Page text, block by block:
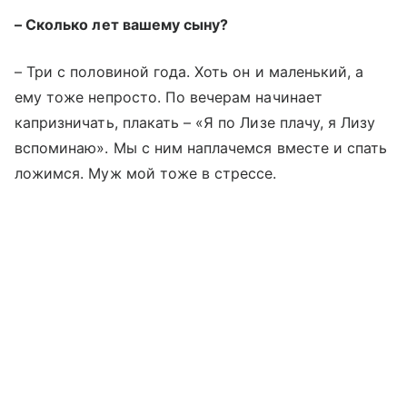
– Сколько лет вашему сыну?
– Три с половиной года. Хоть он и маленький, а
ему тоже непросто. По вечерам начинает
капризничать, плакать – «Я по Лизе плачу, я Лизу
вспоминаю». Мы с ним наплачемся вместе и спать
ложимся. Муж мой тоже в стрессе.